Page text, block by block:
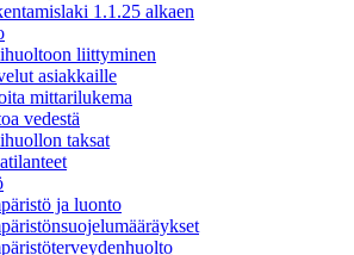
1.1.25 alkaen
liittyminen
asiakkaille
mittarilukema
vedestä
taksat
ja luonto